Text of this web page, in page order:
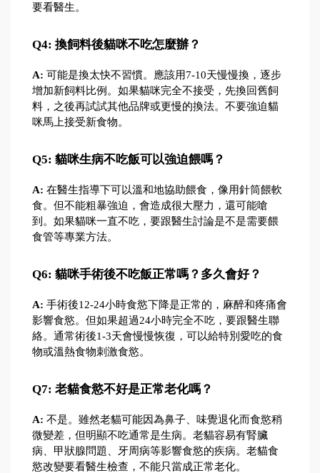
要看醫生。
Q4: 換飼料後貓咪不吃怎麼辦？
A: 可能是換太快不習慣。應該用7-10天慢慢換，逐步
增加新飼料比例。如果貓咪完全不接受，先換回舊飼
料，之後再試試其他品牌或更慢的換法。不要強迫貓
咪馬上接受新食物。
Q5: 貓咪生病不吃飯可以強迫餵嗎？
A: 在醫生指導下可以溫和地協助餵食，像用針筒餵軟
食。但不能粗暴強迫，會造成很大壓力，還可能嗆
到。如果貓咪一直不吃，要跟醫生討論是不是需要餵
食管等專業方法。
Q6: 貓咪手術後不吃飯正常嗎？多久會好？
A: 手術後12-24小時食慾下降是正常的，麻醉和疼痛會
影響食慾。但如果超過24小時完全不吃，要跟醫生聯
絡。通常術後1-3天會慢慢恢復，可以給特別愛吃的食
物或溫熱食物刺激食慾。
Q7: 老貓食慾不好是正常老化嗎？
A: 不是。雖然老貓可能因為鼻子、味覺退化而食慾稍
微變差，但明顯不吃通常是生病。老貓容易有腎臟
病、甲狀腺問題、牙周病等影響食慾的疾病。老貓食
慾改變要看醫生檢查，不能只當成正常老化。